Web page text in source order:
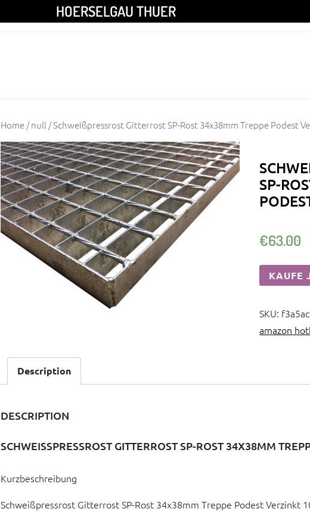
HOERSELGAU THUER
Home/null / Schweißpressrost Gitterrost SP-Rost 34x38mm Treppe Podest
P-
€63.00
KAUFE
SKU:
amazon
Description
DESCRIPTION
SCHWEISSPRESSROST GITTERROST SP-ROST 34X38MM
Kurzbeschreibung
Schweißpressrost Gitterrost SP-Rost 34x38mm Treppe Podest Verzinkt